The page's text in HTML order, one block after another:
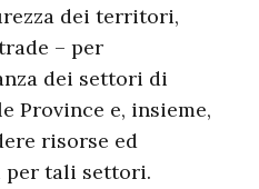
dei territori,
– per
dei settori di
Province e, insieme,
risorse ed
per tali settori.